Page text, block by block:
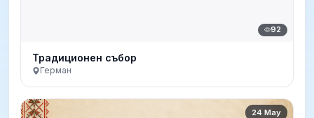
92
Традиционен събор
Герман
24 May